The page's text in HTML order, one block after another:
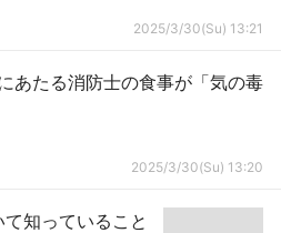
2025/3/30(Su) 13:21
あたる消防士の食事が「気の毒
2025/3/30(Su) 13:20
て知っていること